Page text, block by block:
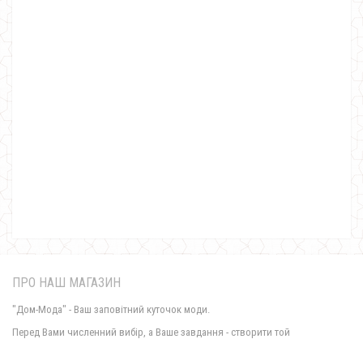
ПРО НАШ МАГАЗИН
"Дом-Мода" - Ваш заповітний куточок моди.
Перед Вами численний вибір, а Ваше завдання - створити той